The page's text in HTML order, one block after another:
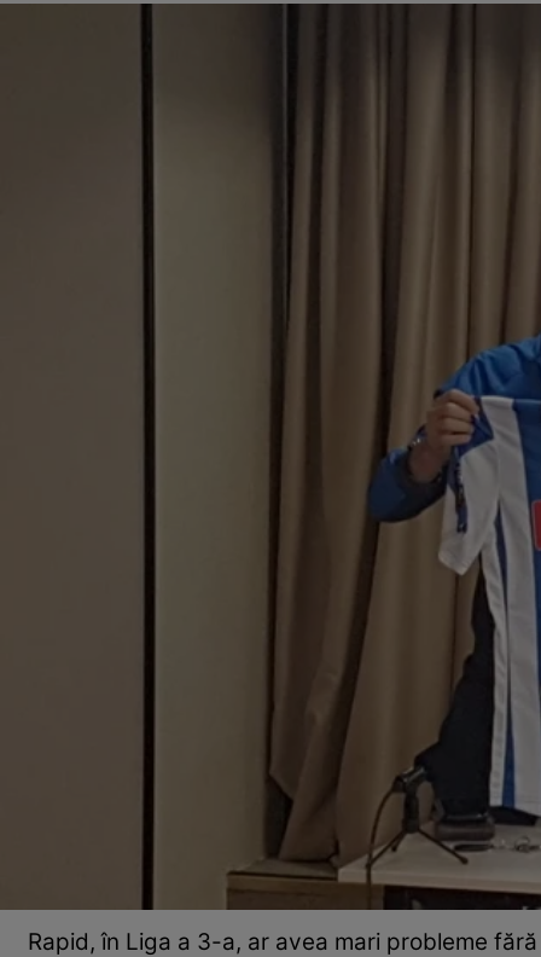
Rapid, în Liga a 3-a, ar avea mari probleme